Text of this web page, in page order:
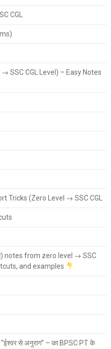
CGL
SSC CGL Level) – Easy Notes
Tricks (Zero Level → SSC CGL
notes from zero level → SSC
and examples
“ईश्वर से अनुराग” – का BPSC PT के